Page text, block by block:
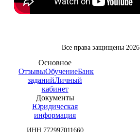
Все права защищены2026
Основное
ОтзывыОбучениеБанк
заданийЛичный
кабинет
Документы
Юридическая
информация
ИНН 772997011660